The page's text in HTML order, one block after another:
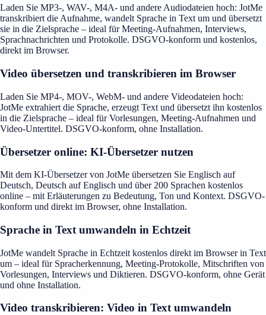
Laden Sie MP3-, WAV-, M4A- und andere Audiodateien hoch: JotMe
transkribiert die Aufnahme, wandelt Sprache in Text um und übersetzt
sie in die Zielsprache – ideal für Meeting-Aufnahmen, Interviews,
Sprachnachrichten und Protokolle. DSGVO-konform und kostenlos,
direkt im Browser.
Video übersetzen und transkribieren im Browser
Laden Sie MP4-, MOV-, WebM- und andere Videodateien hoch:
JotMe extrahiert die Sprache, erzeugt Text und übersetzt ihn kostenlos
in die Zielsprache – ideal für Vorlesungen, Meeting-Aufnahmen und
Video-Untertitel. DSGVO-konform, ohne Installation.
Übersetzer online: KI-Übersetzer nutzen
Mit dem KI-Übersetzer von JotMe übersetzen Sie Englisch auf
Deutsch, Deutsch auf Englisch und über 200 Sprachen kostenlos
online – mit Erläuterungen zu Bedeutung, Ton und Kontext. DSGVO-
konform und direkt im Browser, ohne Installation.
Sprache in Text umwandeln in Echtzeit
JotMe wandelt Sprache in Echtzeit kostenlos direkt im Browser in Text
um – ideal für Spracherkennung, Meeting-Protokolle, Mitschriften von
Vorlesungen, Interviews und Diktieren. DSGVO-konform, ohne Gerät
und ohne Installation.
Video transkribieren: Video in Text umwandeln